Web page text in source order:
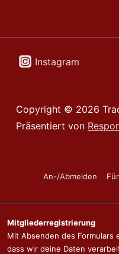
Instagram
Copyright © 2026
Präsentiert von
Footer-
An-/Abmelden
Mitgliederregistrierung
Mit Absenden des Formulars
dass wir deine Daten